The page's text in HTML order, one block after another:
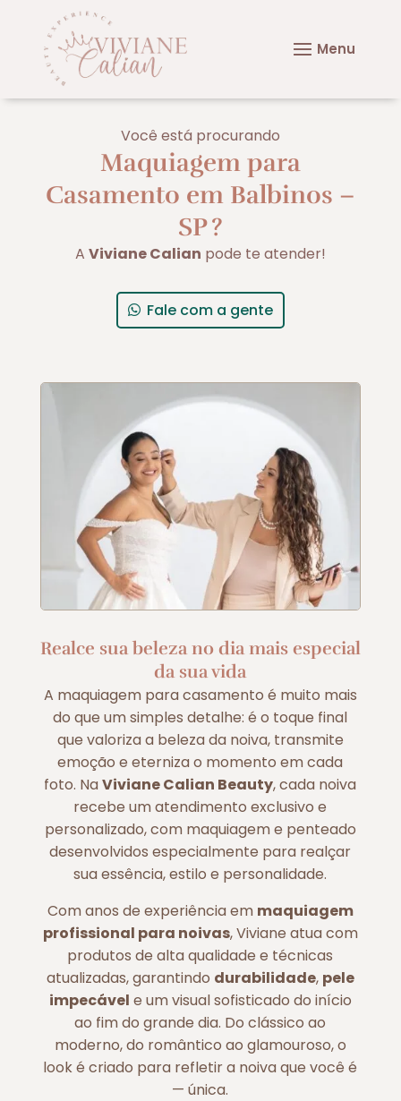
Você está procurando
Maquiagem para
Casamento em Balbinos –
SP?
A Viviane Calian pode te atender!
Fale com a gente
Realce sua beleza no dia mais especial
da sua vida
A maquiagem para casamento é muito mais
do que um simples detalhe: é o toque final
que valoriza a beleza da noiva, transmite
emoção e eterniza o momento em cada
foto. NaViviane Calian Beauty, cada noiva
recebe um atendimento exclusivo e
personalizado, com maquiagem e penteado
desenvolvidos especialmente para realçar
sua essência, estilo e personalidade.
Com anos de experiência em maquiagem
profissional para noivas, Viviane atua com
produtos de alta qualidade e técnicas
atualizadas, garantindo durabilidade, pele
impecável e um visual sofisticado do início
ao fim do grande dia. Do clássico ao
moderno, do romântico ao glamouroso, o
look é criado para refletir a noiva que você é
— única.